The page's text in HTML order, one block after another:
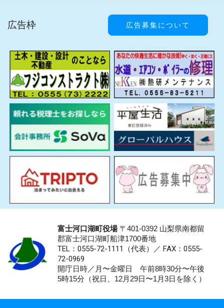
広告枠 広告募集について
富士河口湖町役場〒401-0392 山梨県南都留
郡富士河口湖町船津1700番地
TEL：0555-72-1111 （代表）／ FAX：0555-
72-0969
開庁日時／月〜金曜日 午前8時30分〜午後
5時15分（祝日、12月29日〜1月3日を除く）